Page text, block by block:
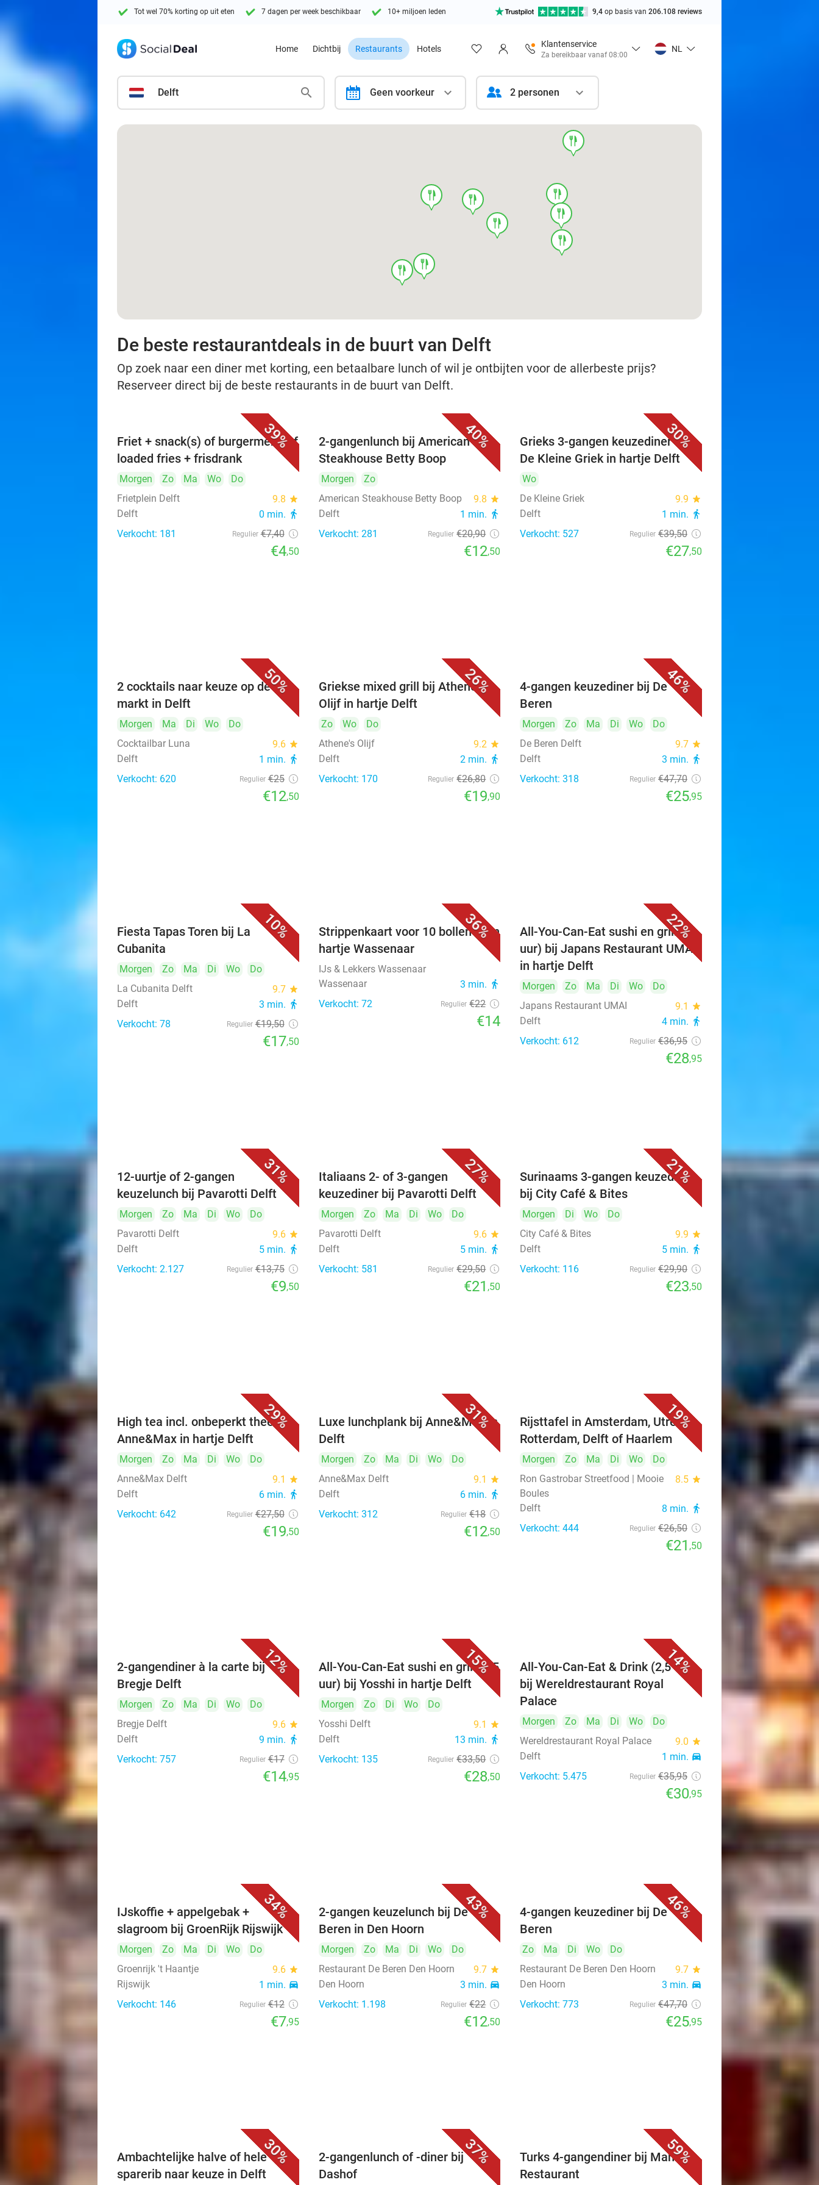
Tot wel 70% korting op uit eten 7 dagen per week beschikbaar 10+ miljoen leden 9,4 op basis van 206.108 reviews
Home Dichtbij Restaurants Hotels
Klantenservice
Za bereikbaar vanaf 08:00
NL
Delft calendar Geen voorkeur 2 personen
food
food
food
food
food
food
food
food
food
De beste restaurantdeals in de buurt van Delft
Op zoek naar een diner met korting, een betaalbare lunch of wil je ontbijten voor de allerbeste prijs?
Reserveer direct bij de beste restaurants in de buurt van Delft.
39%
Friet + snack(s) of burgermenu of
loaded fries + frisdrank
Morgen Zo Ma Wo
Do
Frietplein Delft
9.8 star
Delft 0 min. directions_walk
Verkocht: 181 Regulier €7,40
€4,50
40%
2-gangenlunch bij American
Steakhouse Betty Boop
Morgen
Zo
American Steakhouse Betty Boop
9.8 star
Delft 1 min. directions_walk
Verkocht: 281 Regulier €20,90
€12,50
30%
Grieks 3-gangen keuzediner bij
De Kleine Griek in hartje Delft
Wo
De Kleine Griek
9.9 star
Delft 1 min. directions_walk
Verkocht: 527 Regulier €39,50
€27,50
50%
2 cocktails naar keuze op de
markt in Delft
Morgen Ma Di Wo
Do
Cocktailbar Luna
9.6 star
Delft 1 min. directions_walk
Verkocht: 620 Regulier €25
€12,50
26%
Griekse mixed grill bij Athene's
Olijf in hartje Delft
Zo Wo
Do
Athene's Olijf
9.2 star
Delft 2 min. directions_walk
Verkocht: 170 Regulier €26,80
€19,90
46%
4-gangen keuzediner bij De
Beren
Morgen Zo Ma Di Wo
Do
De Beren Delft
9.7 star
Delft 3 min. directions_walk
Verkocht: 318 Regulier €47,70
€25,95
10%
Fiesta Tapas Toren bij La
Cubanita
Morgen Zo Ma Di Wo
Do
La Cubanita Delft
9.7 star
Delft 3 min. directions_walk
Verkocht: 78 Regulier €19,50
€17,50
36%
Strippenkaart voor 10 bollen ijs in
hartje Wassenaar
IJs & Lekkers Wassenaar
Wassenaar
3 min. directions_walk
Verkocht: 72 Regulier €22
€14
22%
All-You-Can-Eat sushi en grill (3
uur) bij Japans Restaurant UMAI
in hartje Delft
Morgen Zo Ma Di Wo
Do
Japans Restaurant UMAI
9.1 star
Delft 4 min. directions_walk
Verkocht: 612 Regulier €36,95
€28,95
31%
12-uurtje of 2-gangen
keuzelunch bij Pavarotti Delft
Morgen Zo Ma Di Wo
Do
Pavarotti Delft
9.6 star
Delft 5 min. directions_walk
Verkocht: 2.127 Regulier €13,75
€9,50
27%
Italiaans 2- of 3-gangen
keuzediner bij Pavarotti Delft
Morgen Zo Ma Di Wo
Do
Pavarotti Delft
9.6 star
Delft 5 min. directions_walk
Verkocht: 581 Regulier €29,50
€21,50
21%
Surinaams 3-gangen keuzediner
bij City Café & Bites
Morgen Di Wo
Do
City Café & Bites
9.9 star
Delft 5 min. directions_walk
Verkocht: 116 Regulier €29,90
€23,50
29%
High tea incl. onbeperkt thee bij
Anne&Max in hartje Delft
Morgen Zo Ma Di Wo
Do
Anne&Max Delft
9.1 star
Delft 6 min. directions_walk
Verkocht: 642 Regulier €27,50
€19,50
31%
Luxe lunchplank bij Anne&Max in
Delft
Morgen Zo Ma Di Wo
Do
Anne&Max Delft
9.1 star
Delft 6 min. directions_walk
Verkocht: 312 Regulier €18
€12,50
19%
Rijsttafel in Amsterdam, Utrecht,
Rotterdam, Delft of Haarlem
Morgen Zo Ma Di Wo
Do
Ron Gastrobar Streetfood | Mooie
Boules
8.5 star
Delft 8 min. directions_walk
Verkocht: 444 Regulier €26,50
€21 ,50
12%
2-gangendiner à la carte bij
Bregje Delft
Morgen Zo Ma Di Wo
Do
Bregje Delft
9.6 star
Delft 9 min. directions_walk
Verkocht: 757 Regulier €17
€14,95
15%
All-You-Can-Eat sushi en grill (2,5
uur) bij Yosshi in hartje Delft
Morgen Zo Di Wo
Do
Yosshi Delft
9.1 star
Delft 13 min. directions_walk
Verkocht: 135 Regulier €33,50
€28,50
14%
All-You-Can-Eat & Drink (2,5 uur)
bij Wereldrestaurant Royal
Palace
Morgen Zo Ma Di Wo
Do
Wereldrestaurant Royal Palace
9.0 star
Delft 1 min. directions_car
Verkocht: 5.475 Regulier €35,95
€30,95
34%
IJskoffie + appelgebak +
slagroom bij GroenRijk Rijswijk
Morgen Zo Ma Di Wo
Do
Groenrijk 't Haantje
9.6 star
Rijswijk 1 min. directions_car
Verkocht: 146 Regulier €12
€7,95
43%
2-gangen keuzelunch bij De
Beren in Den Hoorn
Morgen Zo Ma Di Wo
Do
Restaurant De Beren Den Hoorn
9.7 star
Den Hoorn 3 min. directions_car
Verkocht: 1.198 Regulier €22
€12,50
46%
4-gangen keuzediner bij De
Beren
Zo Ma Di Wo
Do
Restaurant De Beren Den Hoorn
9.7 star
Den Hoorn 3 min. directions_car
Verkocht: 773 Regulier €47,70
€25,95
30%
Ambachtelijke halve of hele
sparerib naar keuze in Delft
37%
2-gangenlunch of -diner bij
Dashof
59%
Turks 4-gangendiner bij Mahzen
Restaurant